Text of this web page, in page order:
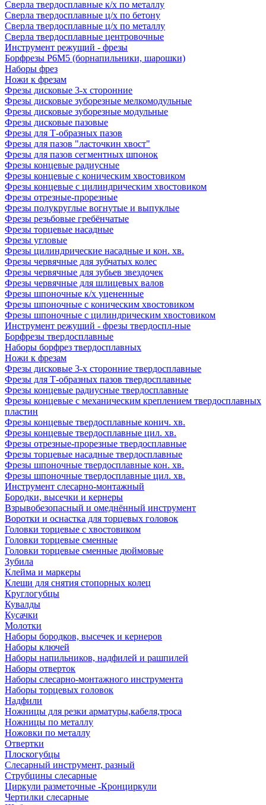
Сверла твердосплавные к/х по металлу
Сверла твердосплавные ц/х по бетону
Сверла твердосплавные ц/х по металлу
Сверла твердосплавные центровочные
Инструмент режущий - фрезы
Борфрезы Р6М5 (борнапильники, шарошки)
Наборы фрез
Ножи к фрезам
Фрезы дисковые 3-х сторонние
Фрезы дисковые зуборезные мелкомодульные
Фрезы дисковые зуборезные модульные
Фрезы дисковые пазовые
Фрезы для Т-образных пазов
Фрезы для пазов "ласточкин хвост"
Фрезы для пазов сегментных шпонок
Фрезы концевые радиусные
Фрезы концевые с коническим хвостовиком
Фрезы концевые с цилиндрическим хвостовиком
Фрезы отрезные-прорезные
Фрезы полукруглые вогнутые и выпуклые
Фрезы резьбовые гребёнчатые
Фрезы торцевые насадные
Фрезы угловые
Фрезы цилиндрические насадные и кон. хв.
Фрезы червячные для зубчатых колес
Фрезы червячные для зубьев звездочек
Фрезы червячные для шлицевых валов
Фрезы шпоночные к/х уцененные
Фрезы шпоночные с коническим хвостовиком
Фрезы шпоночные с цилиндрическим хвостовиком
Инструмент режущий - фрезы твердоспл-ные
Борфрезы твердосплавные
Наборы борфрез твердосплавных
Ножи к фрезам
Фрезы дисковые 3-х сторонние твердосплавные
Фрезы для Т-образных пазов твердосплавные
Фрезы концевые радиусные твердосплавные
Фрезы концевые с механическим креплением твердосплавных
пластин
Фрезы концевые твердосплавные конич. хв.
Фрезы концевые твердосплавные цил. хв.
Фрезы отрезные-прорезные твердосплавные
Фрезы торцевые насадные твердосплавные
Фрезы шпоночные твердосплавные кон. хв.
Фрезы шпоночные твердосплавные цил. хв.
Инструмент слесарно-монтажный
Бородки, высечки и кернеры
Взрывобезопасный и омеднённый инструмент
Воротки и оснаcтка для торцевых головок
Головки торцевые с хвостовиком
Головки торцевые сменные
Головки торцевые сменные дюймовые
Зубила
Клейма и маркеры
Клещи для снятия стопорных колец
Круглогубцы
Кувалды
Кусачки
Молотки
Наборы бородков, высечек и кернеров
Наборы ключей
Наборы напильников, надфилей и рашпилей
Наборы отверток
Наборы слесарно-монтажного инструмента
Наборы торцевых головок
Надфили
Ножницы для резки арматуры,кабеля,троса
Ножницы по металлу
Ножовки по металлу
Отвертки
Плоскогубцы
Слесарный инструмент, разный
Струбцины слесарные
Циркули разметочные -Кронциркули
Чертилки слесарные